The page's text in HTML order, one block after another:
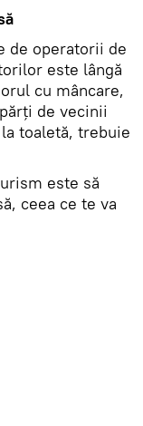
de operatorii de
este lângă
cu mâncare,
de vecinii
toaletă, trebuie
este să
ceea ce te va